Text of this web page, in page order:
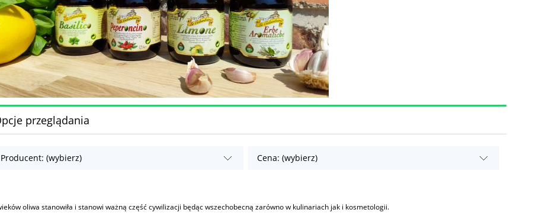
przeglądania
Producent: (wybierz) Cena: (wybierz)
oliwa stanowiła i stanowi ważną część cywilizacji będąc wszechobecną zarówno w kulinariach jak i kosmetologii.